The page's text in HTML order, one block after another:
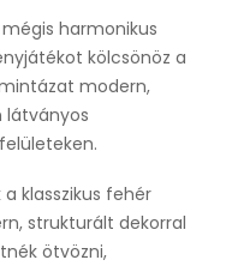
harmonikus
kölcsönöz a
modern,
látványos
klasszikus fehér
strukturált dekorral
ötvözni,